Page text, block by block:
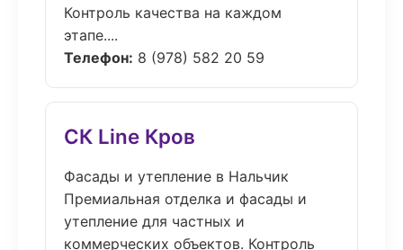
Контроль качества на каждом
этапе....
Телефон: 8 (978) 582 20 59
СК Line Кров
Фасады и утепление в Нальчик
Премиальная отделка и фасады и
утепление для частных и
коммерческих объектов. Контроль